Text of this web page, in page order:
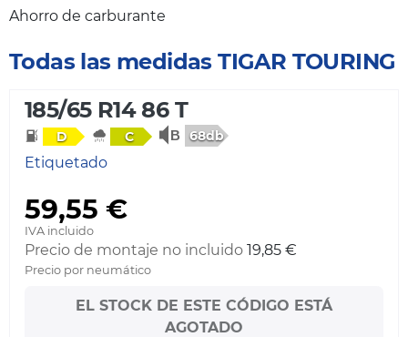
Ahorro de carburante
Todas las medidas TIGAR TOURING
185/65 R14 86 T
D C 68db
Etiquetado
59,55 €
IVA incluido
Precio de montaje no incluido 19,85 €
Precio por neumático
EL STOCK DE ESTE CÓDIGO ESTÁ
AGOTADO